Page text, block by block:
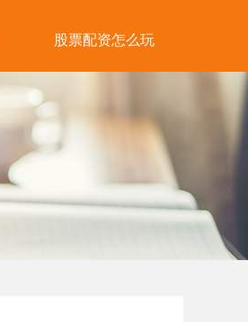
股票配资怎么玩